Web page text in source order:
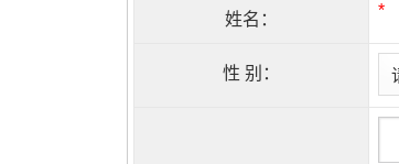
姓名： *
性 别：